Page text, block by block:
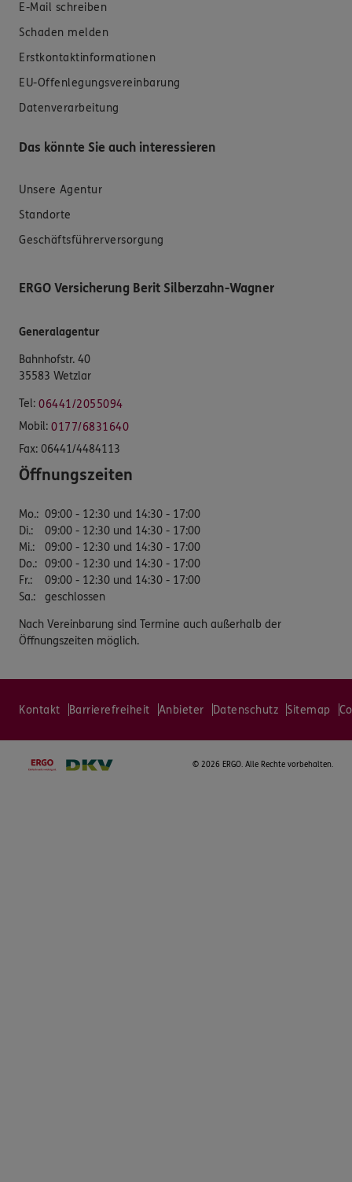
E-Mail schreiben
Schaden melden
Erstkontaktinformationen
EU-Offenlegungsvereinbarung
Datenverarbeitung
Das könnte Sie auch interessieren
Unsere Agentur
Standorte
Geschäftsführerversorgung
ERGO Versicherung Berit Silberzahn-Wagner
Generalagentur
Bahnhofstr. 40
35583 Wetzlar
Tel: 06441/2055094
Mobil: 0177/6831640
Fax: 06441/4484113
Öffnungszeiten
Mo.: 09:00 - 12:30 und 14:30 - 17:00
Di.:
09:00 - 12:30 und 14:30 - 17:00
Mi.:
09:00 - 12:30 und 14:30 - 17:00
Do.: 09:00 - 12:30 und 14:30 - 17:00
Fr.:
09:00 - 12:30 und 14:30 - 17:00
Sa.: geschlossen
Nach Vereinbarung sind Termine auch außerhalb der
Öffnungszeiten möglich.
Kontakt Barrierefreiheit Anbieter Datenschutz Sitemap
© 2026 ERGO. Alle Rechte vorbehalten.